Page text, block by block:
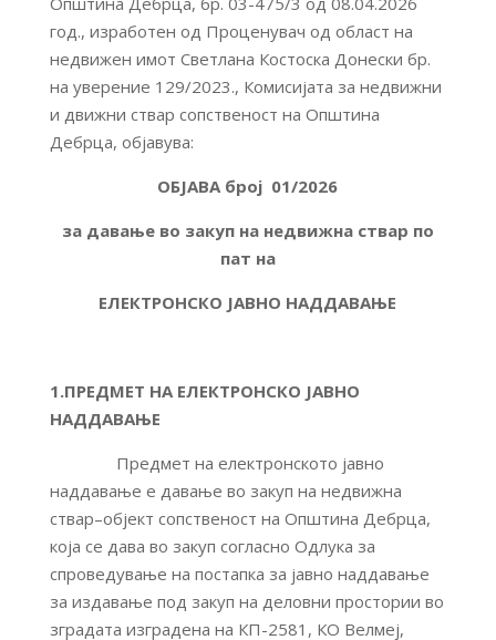
год., изработен од Проценувач од област на
недвижен имот Светлана Костоска Донески бр.
на уверение 129/2023., Комисијата за недвижни
и движни ствар сопственост на Општина
Дебрца, објавува:
ОБЈАВА број 01/2026
за давање во закуп на недвижна ствар по
пат на
ЕЛЕКТРОНСКО ЈАВНО НАДДАВАЊЕ
1.ПРЕДМЕТ НА ЕЛЕКТРОНСКО ЈАВНО
НАДДАВАЊЕ
Предмет на електронското јавно
наддавање е давање во закуп на недвижна
ствар–објект сопственост на Општина Дебрца,
која се дава во закуп согласно Одлука за
спроведување на постапка за јавно наддавање
за издавање под закуп на деловни простории во
зградата изградена на КП-2581, КО Велмеј,